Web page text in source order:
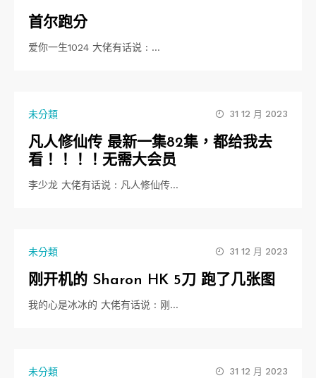
首尔跑分
爱你一生1024 大佬有话说 : …
未分類 31 12 月 2023
凡人修仙传 最新一集82集，都给我去
看！！！！无需大会员
李少龙 大佬有话说 : 凡人修仙传…
未分類 31 12 月 2023
刚开机的 Sharon HK 5刀 跑了几张图
我的心是冰冰的 大佬有话说 : 刚…
未分類 31 12 月 2023